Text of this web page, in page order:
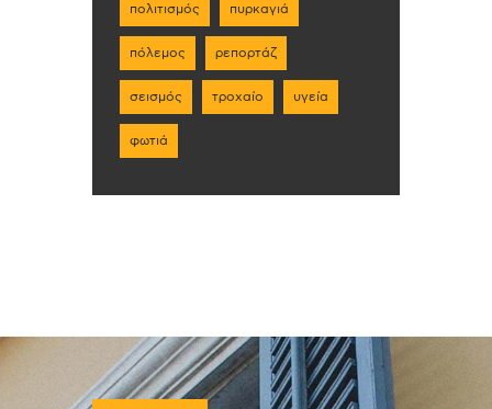
πολιτισμός πυρκαγιά
πόλεμος ρεπορτάζ
σεισμός τροχαίο υγεία
φωτιά